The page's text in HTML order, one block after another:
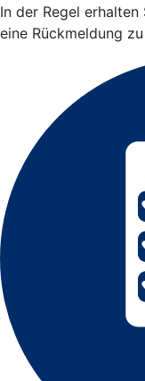
In der Regel
eine Rückmeldung